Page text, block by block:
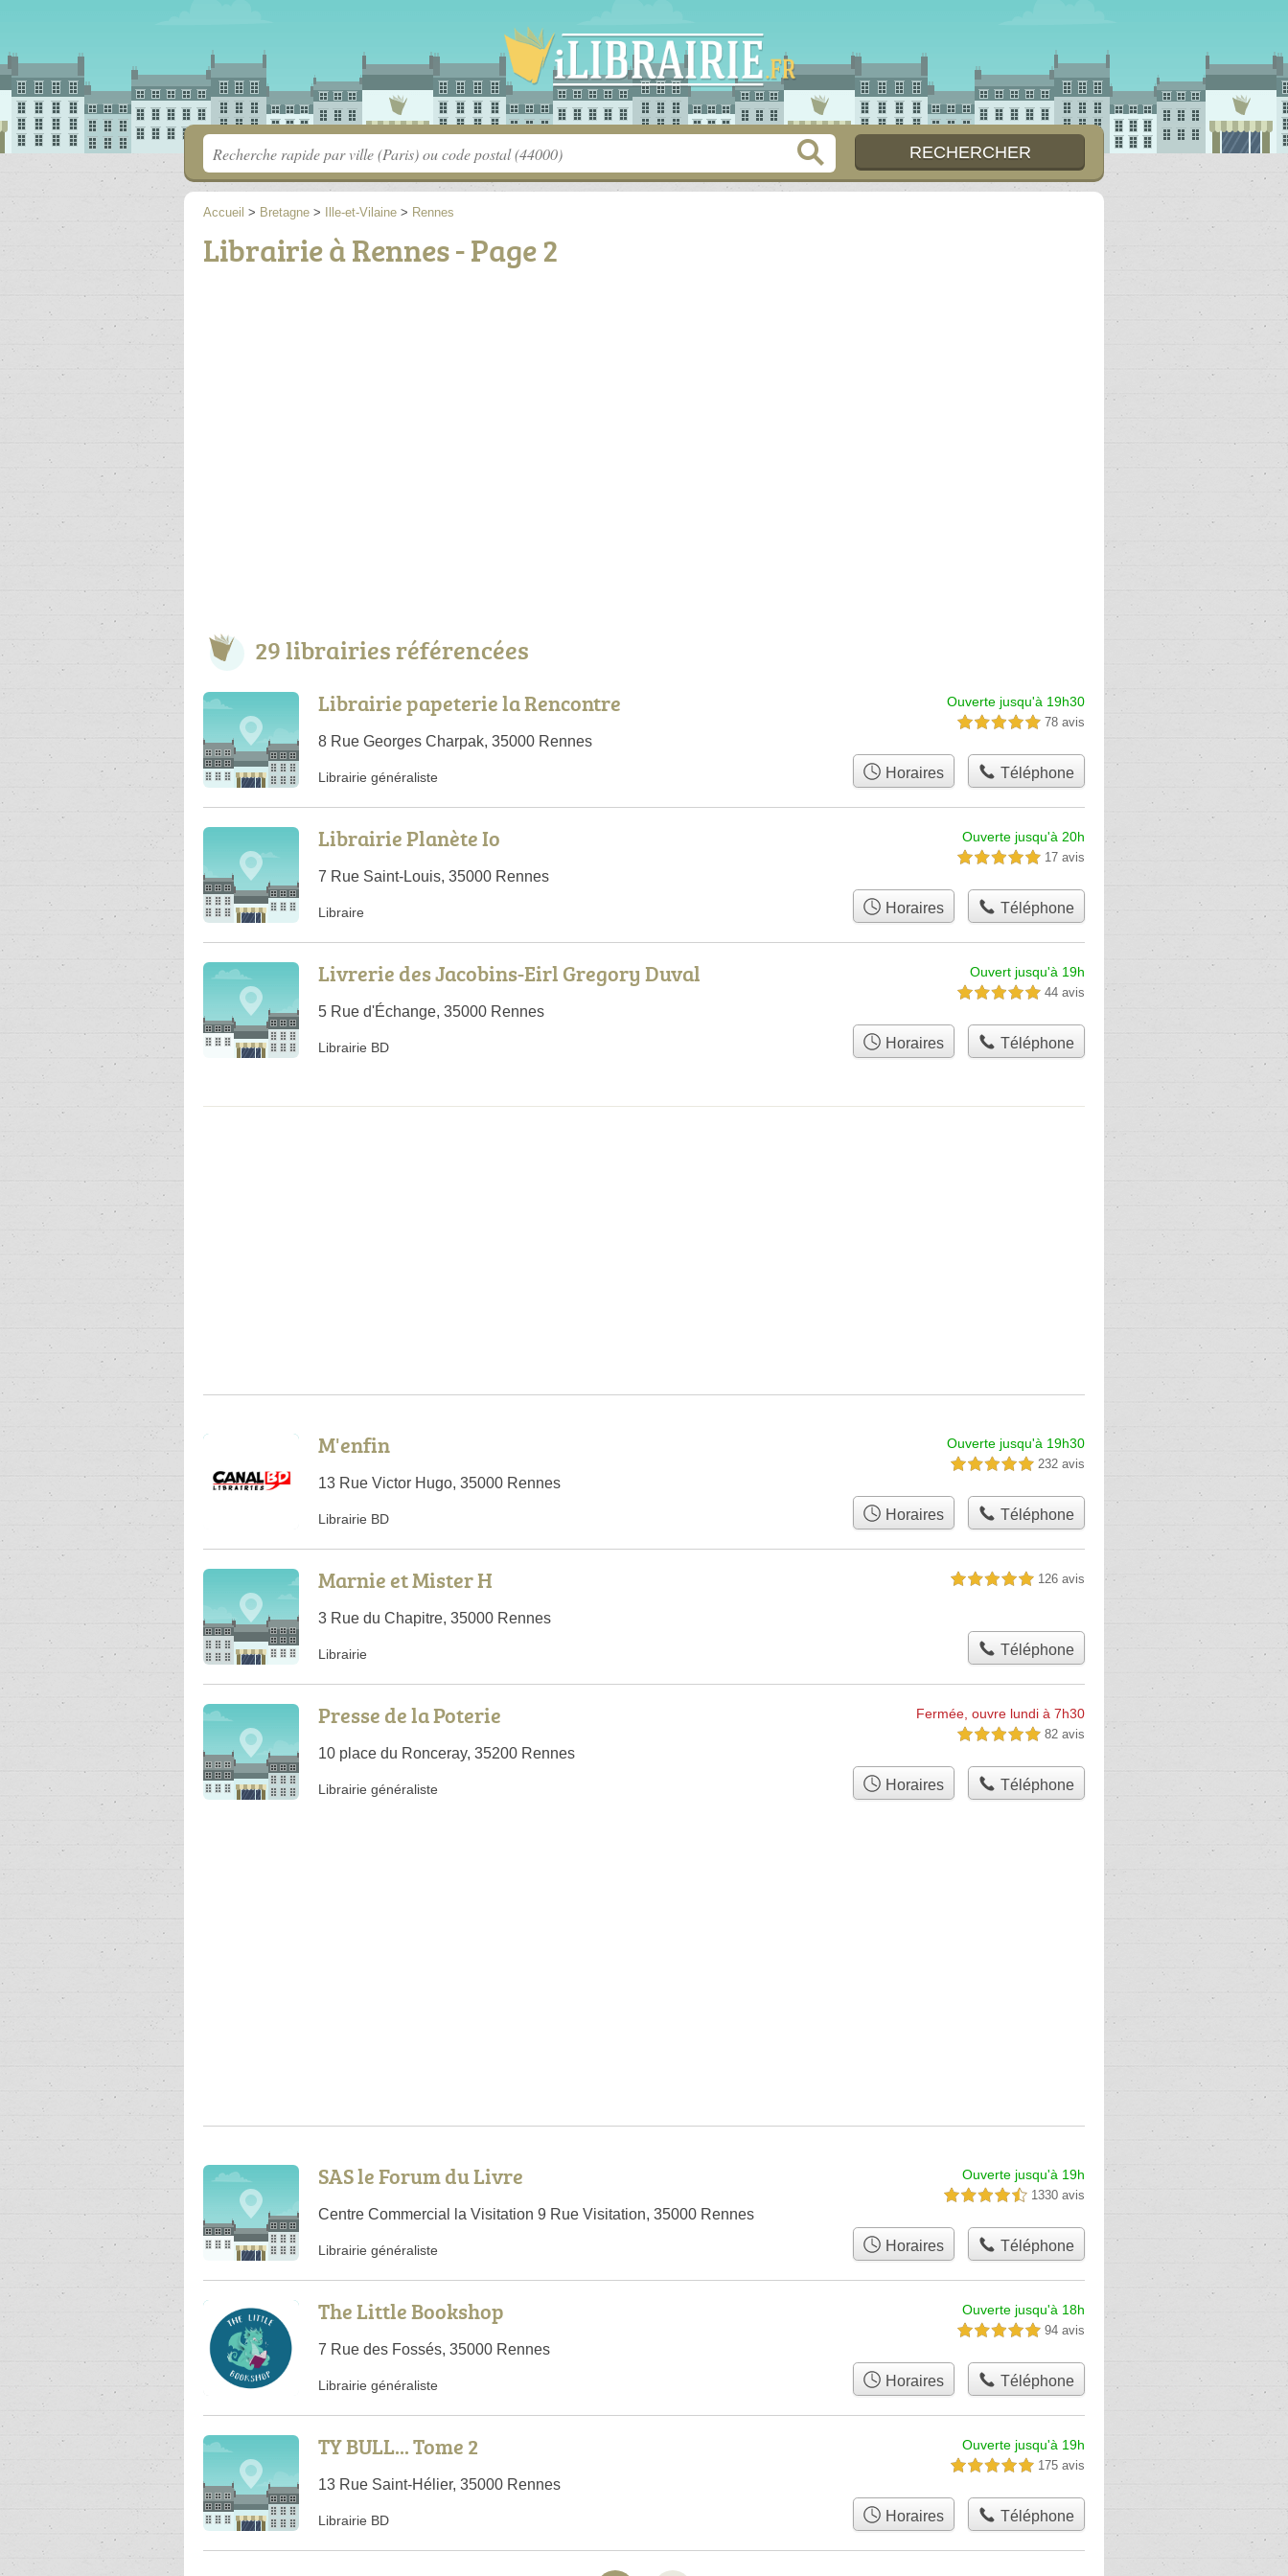
Accueil > Bretagne > Ille-et-Vilaine > Rennes
Librairie à Rennes - Page 2
29 librairies référencées
Librairie papeterie la Rencontre
8 Rue Georges Charpak, 35000 Rennes
Ouverte jusqu'à 19h30
5,0 étoiles sur 5 78 avis
Librairie généraliste Horaires Téléphone
Librairie Planète Io
7 Rue Saint-Louis, 35000 Rennes
Ouverte jusqu'à 20h
5,0 étoiles sur 5 17 avis
Libraire Horaires Téléphone
Livrerie des Jacobins-Eirl Gregory Duval
5 Rue d'Échange, 35000 Rennes
Ouvert jusqu'à 19h
5,0 étoiles sur 5 44 avis
Librairie BD Horaires Téléphone
M'enfin
13 Rue Victor Hugo, 35000 Rennes
Ouverte jusqu'à 19h30
5,0 étoiles sur 5 232 avis
Librairie BD Horaires Téléphone
Marnie et Mister H
3 Rue du Chapitre, 35000 Rennes
5,0 étoiles sur 5 126 avis
Librairie Téléphone
Presse de la Poterie
10 place du Ronceray, 35200 Rennes
Fermée, ouvre lundi à 7h30
5,0 étoiles sur 5 82 avis
Librairie généraliste Horaires Téléphone
SAS le Forum du Livre
Centre Commercial la Visitation 9 Rue Visitation, 35000 Rennes
Ouverte jusqu'à 19h
4,5 étoiles sur 5 1330 avis
Librairie généraliste Horaires Téléphone
The Little Bookshop
7 Rue des Fossés, 35000 Rennes
Ouverte jusqu'à 18h
5,0 étoiles sur 5 94 avis
Librairie généraliste Horaires Téléphone
TY BULL... Tome 2
13 Rue Saint-Hélier, 35000 Rennes
Ouverte jusqu'à 19h
5,0 étoiles sur 5 175 avis
Librairie BD Horaires Téléphone